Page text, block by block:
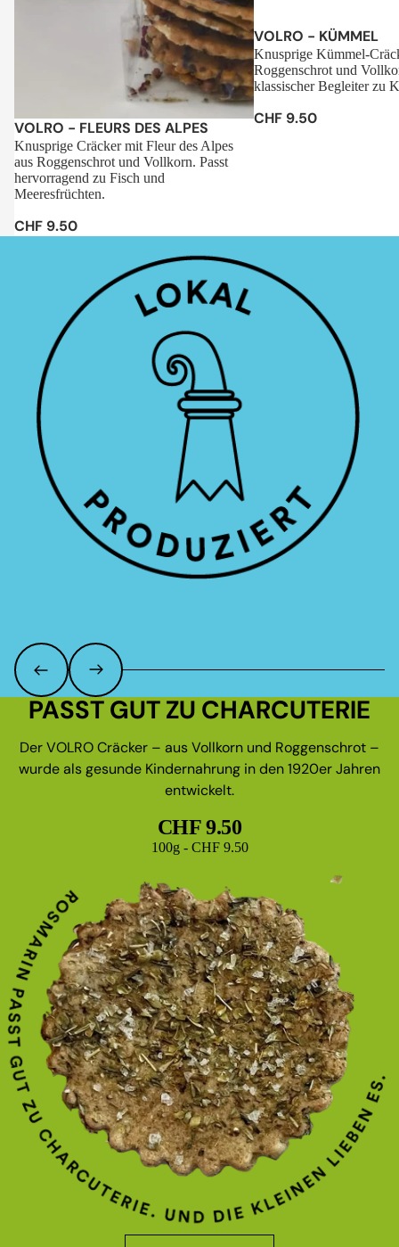
Sale
VOLRO - FLEURS DES ALPES
Knusprige Cräcker mit Fleur des Alpes
aus Roggenschrot und Vollkorn. Passt
hervorragend zu Fisch und
Meeresfrüchten.
CHF 9.50
VOLRO - KÜMMEL
Knusprige Kümmel-
Roggenschrot und
klassischer Begleiter zu
CHF 9.50
PASST GUT ZU CHARCUTERIE
Der VOLRO Cräcker – aus Vollkorn und Roggenschrot –
wurde als gesunde Kindernahrung in den 1920er Jahren
entwickelt.
CHF 9.50
Grundpreis
100g - CHF 9.50